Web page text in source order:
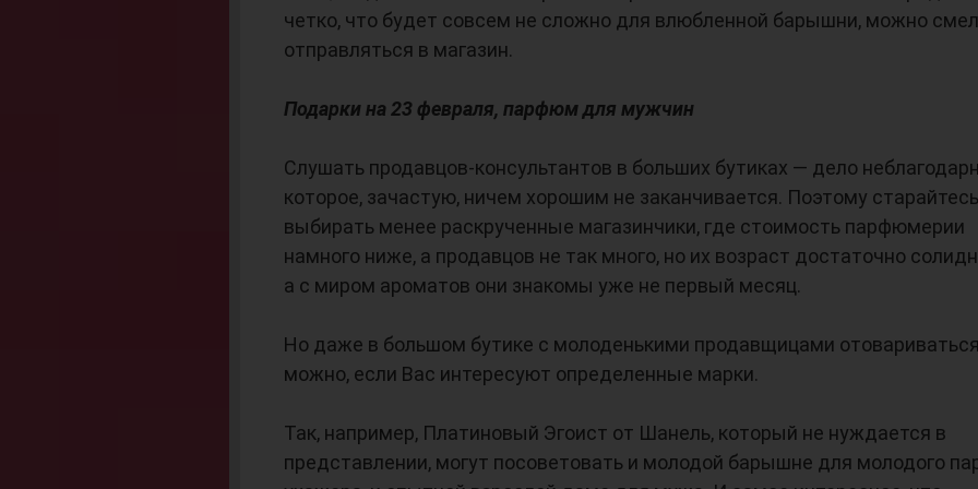
четко, что будет совсем не сложно для влюбленной барышни, можно
отправляться в магазин.
Подарки на 23 февраля, парфюм для мужчин
Слушать продавцов-консультантов в больших бутиках — дело
которое, зачастую, ничем хорошим не заканчивается. Поэтому старайтесь
выбирать менее раскрученные магазинчики, где стоимость парфюмерии
намного ниже, а продавцов не так много, но их возраст достаточно
а с миром ароматов они знакомы уже не первый месяц.
Но даже в большом бутике с молоденькими продавщицами отовариваться
можно, если Вас интересуют определенные марки.
Так, например, Платиновый Эгоист от Шанель, который не нуждается в
представлении, могут посоветовать и молодой барышне для молодого